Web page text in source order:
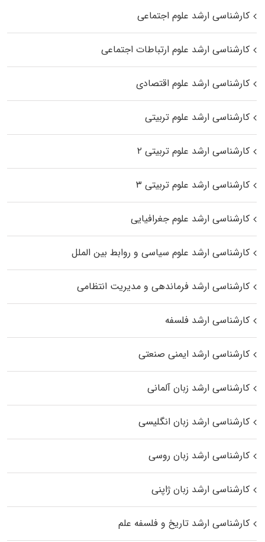
کارشناسی ارشد علوم اجتماعی
کارشناسی ارشد علوم ارتباطات اجتماعی
کارشناسی ارشد علوم اقتصادی
کارشناسی ارشد علوم تربیتی
کارشناسی ارشد علوم تربیتی ۲
کارشناسی ارشد علوم تربیتی ۳
کارشناسی ارشد علوم جغرافیایی
کارشناسی ارشد علوم سیاسی و روابط بین الملل
کارشناسی ارشد فرماندهی و مدیریت انتظامی
کارشناسی ارشد فلسفه
کارشناسی ارشد ایمنی صنعتی
کارشناسی ارشد زبان آلمانی
کارشناسی ارشد زبان انگلیسی
کارشناسی ارشد زبان روسی
کارشناسی ارشد زبان ژاپنی
کارشناسی ارشد تاریخ و فلسفه علم